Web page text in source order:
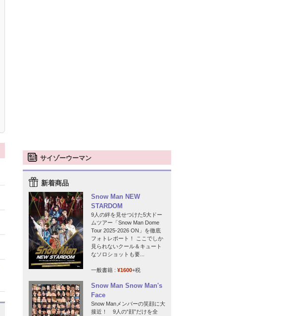
サイゾーウーマン
新着商品
Snow Man NEW
STARDOM
9人の絆を見せつけた5大ドー
ムツアー「Snow Man Dome
Tour 2025-2026 ON」を徹底
フォトレポート！ ここでしか
見られないクール＆キュート
なソロショットも要...
一般書籍 : ¥1600+税
Snow Man Snow Man's
Face
Snow Manメンバーの笑顔に大
接近！ 9人の“顔”だけを全